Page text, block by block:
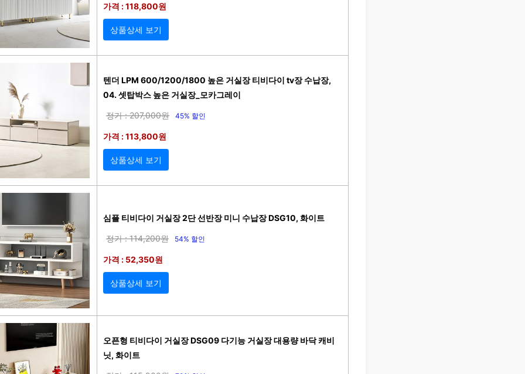
가격 : 118,800원
상품상세 보기
텐더 LPM 600/1200/1800 높은 거실장 티비다이 tv장 수납장,
04. 셋탑박스 높은 거실장_모카그레이
정가 : 207,000원 45% 할인
가격 : 113,800원
상품상세 보기
심플 티비다이 거실장 2단 선반장 미니 수납장 DSG10, 화이트
정가 : 114,200원 54% 할인
가격 : 52,350원
상품상세 보기
오픈형 티비다이 거실장 DSG09 다기능 거실장 대용량 바닥 캐비
닛, 화이트